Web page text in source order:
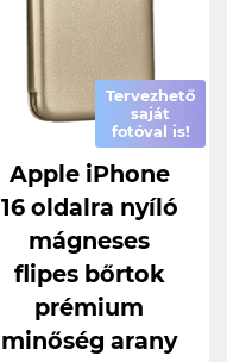
Tervezhető
saját
fotóval is!
Apple iPhone
16 oldalra nyíló
mágneses
flipes bőrtok
prémium
minőség arany